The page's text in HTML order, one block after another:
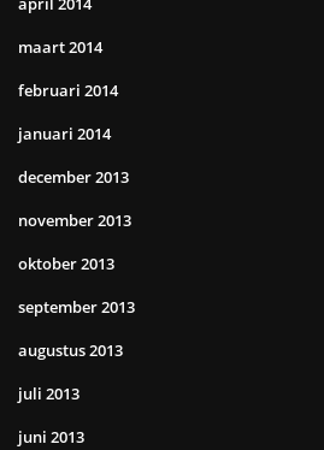
maart 2014
februari 2014
januari 2014
december 2013
november 2013
oktober 2013
september 2013
augustus 2013
juli 2013
juni 2013